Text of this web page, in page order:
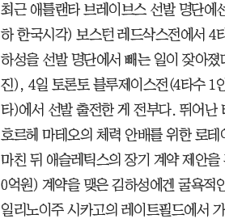
최근 애틀랜타 브레이브스 선발 명단에
하 한국시각) 보스턴 레드삭스전에서 4
하성을 선발 명단에서 빼는 일이 잦아
진), 4일 토론토 블루제이스전(4타수 1
타)에서 선발 출전한 게 전부다. 뛰어난
호르헤 마테오의 체력 안배를 위한 로
마친 뒤 애슬레틱스의 장기 계약 제안
0억원) 계약을 맺은 김하성에겐 굴욕적
일리노이주 시카고의 레이트필드에서